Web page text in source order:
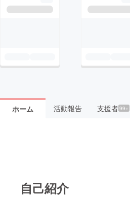
ホーム 活動報告 支援者99+
自己紹介